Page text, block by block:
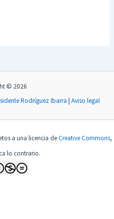
© 2026
Rodríguez Ibarra | Aviso legal
a una licencia deCreative Commons,
lo contrario.